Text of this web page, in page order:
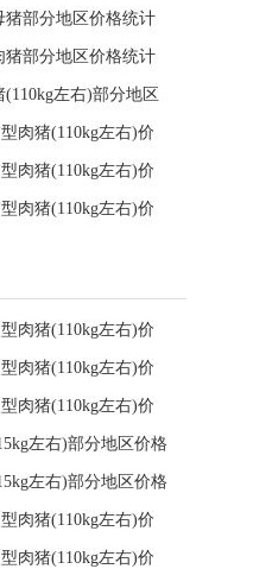
猪部分地区价格统计
猪部分地区价格统计
(110kg左右)部分地区
肉猪(110kg左右)价
肉猪(110kg左右)价
肉猪(110kg左右)价
肉猪(110kg左右)价
肉猪(110kg左右)价
肉猪(110kg左右)价
左右)部分地区价格
左右)部分地区价格
肉猪(110kg左右)价
肉猪(110kg左右)价